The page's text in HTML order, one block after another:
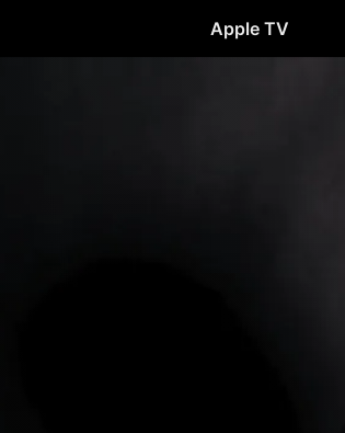
Apple TV